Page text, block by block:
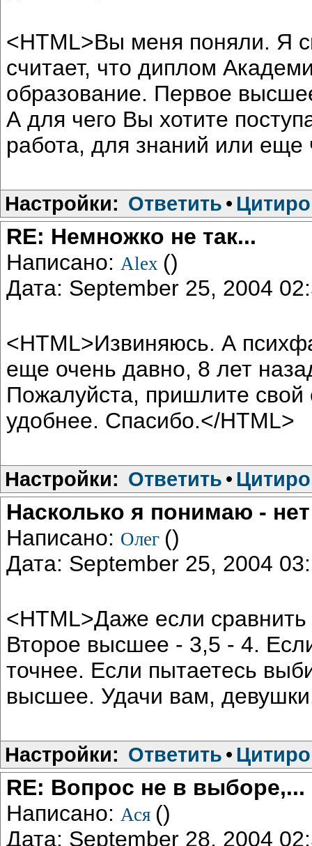
<HTML>Вы меня поняли. Я
считает, что диплом
образование. Первое
А для чего Вы хотите
работа, для знаний или еще
Настройки: Ответить •
RE: Немножко не так...
Написано: Alex ()
Дата: September 25, 2004
<HTML>Извиняюсь. А
еще очень давно, 8 лет
Пожалуйста, пришлите свой
удобнее. Спасибо.</HTML>
Настройки: Ответить •
Насколько я понимаю - нет
Написано: Олег ()
Дата: September 25, 2004
<HTML>Даже если
Второе высшее - 3,5 - 4.
точнее. Если пытаетесь
высшее. Удачи вам,
Настройки: Ответить •
RE: Вопрос не в выборе,...
Написано: Ася ()
Дата: September 28, 2004